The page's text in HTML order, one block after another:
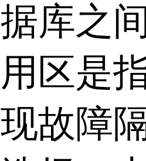
库之
是指
故障